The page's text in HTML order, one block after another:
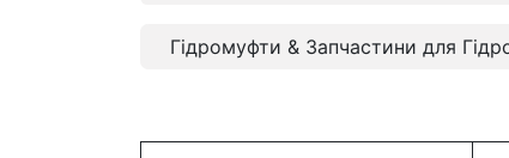
Гідромуфти & Запчастини для